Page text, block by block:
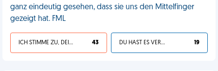
ganz eindeutig gesehen, dass sie uns den Mittelfinger
gezeigt hat. FML
ICH STIMME ZU, DEIN LEBEN IST SCHEISSE 43 DU HAST ES VERDIENT 19